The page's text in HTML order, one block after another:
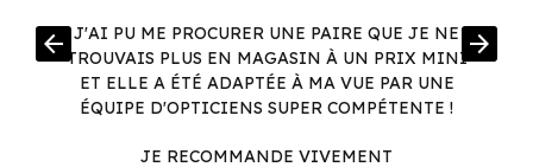
J'AI PU ME PROCURER UNE PAIRE QUE JE NE
TROUVAIS PLUS EN MAGASIN À UN PRIX MINI
ET ELLE A ÉTÉ ADAPTÉE À MA VUE PAR UNE
ÉQUIPE D'OPTICIENS SUPER COMPÉTENTE !
JE RECOMMANDE VIVEMENT
arrow_back arrow_forward